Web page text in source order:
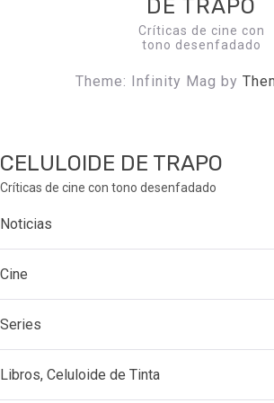
DE TRAPO
Críticas de cine con
tono desenfadado
Theme: Infinity Mag by
CELULOIDE DE TRAPO
Críticas de cine con tono desenfadado
Noticias
Cine
Series
Libros, Celuloide de Tinta